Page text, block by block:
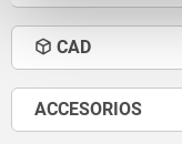
CAD
ACCESORIOS